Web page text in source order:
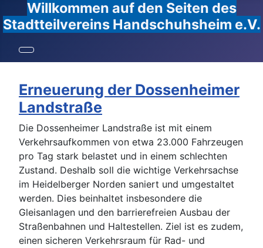
Willkommen auf den Seiten des
Stadtteilvereins Handschuhsheim e.V.
Erneuerung der Dossenheimer
Landstraße
Die Dossenheimer Landstraße ist mit einem
Verkehrsaufkommen von etwa 23.000 Fahrzeugen
pro Tag stark belastet und in einem schlechten
Zustand. Deshalb soll die wichtige Verkehrsachse
im Heidelberger Norden saniert und umgestaltet
werden. Dies beinhaltet insbesondere die
Gleisanlagen und den barrierefreien Ausbau der
Straßenbahnen und Haltestellen. Ziel ist es zudem,
einen sicheren Verkehrsraum für Rad- und